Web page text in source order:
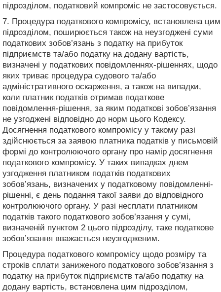
підрозділом, податковий компроміс не застосовується.
7. Процедура податкового компромісу, встановлена цим
підрозділом, поширюється також на неузгоджені суми
податкових зобов’язань з податку на прибуток
підприємств та/або податку на додану вартість,
визначені у податкових повідомленнях-рішеннях, щодо
яких триває процедура судового та/або
адміністративного оскарження, а також на випадки,
коли платник податків отримав податкове
повідомлення-рішення, за яким податкові зобов’язання
не узгоджені відповідно до норм цього Кодексу.
Досягнення податкового компромісу у такому разі
здійснюється за заявою платника податків у письмовій
формі до контролюючого органу про намір досягнення
податкового компромісу. У таких випадках днем
узгодження платником податків податкових
зобов’язань, визначених у податковому повідомленні-
рішенні, є день подання такої заяви до відповідного
контролюючого органу. У разі несплати платником
податків такого податкового зобов’язання у сумі,
визначеній пунктом 2 цього підрозділу, таке податкове
зобов’язання вважається неузгодженим.
Процедура податкового компромісу щодо розміру та
строків сплати заниженого податкового зобов’язання з
податку на прибуток підприємств та/або податку на
додану вартість, встановлена цим підрозділом,